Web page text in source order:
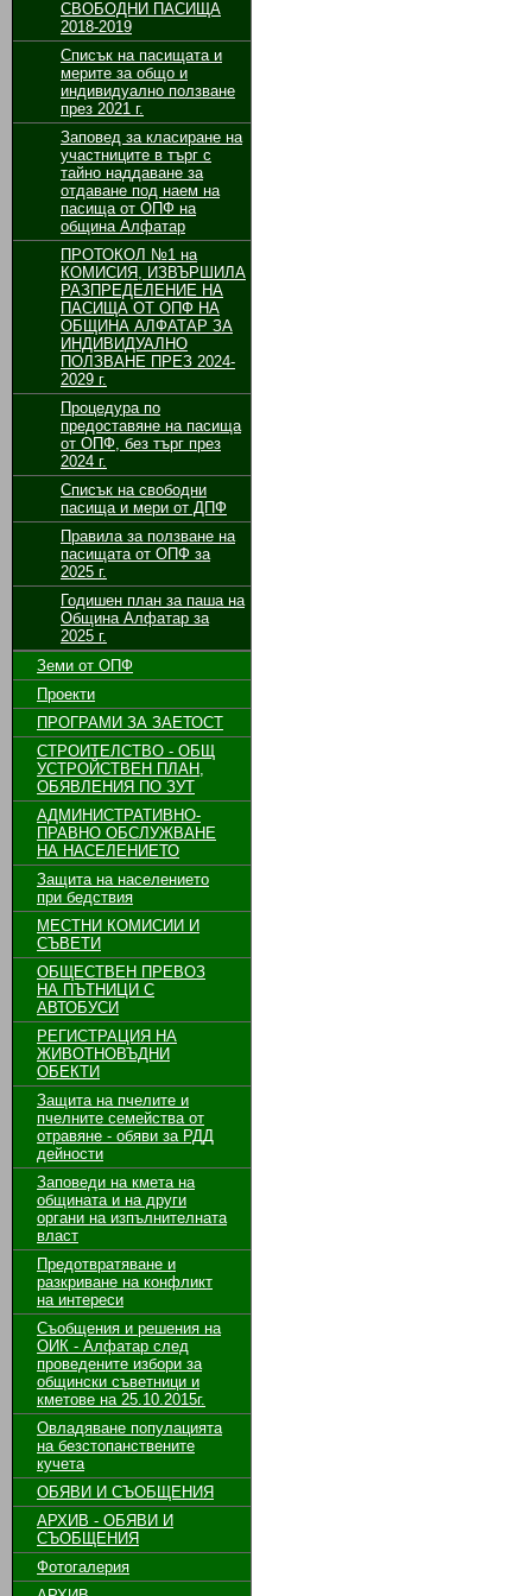
СВОБОДНИ ПАСИЩА
2018-2019
Списък на пасищата и
мерите за общо и
индивидуално ползване
през 2021 г.
Заповед за класиране на
участниците в търг с
тайно наддаване за
отдаване под наем на
пасища от ОПФ на
община Алфатар
ПРОТОКОЛ №1 на
КОМИСИЯ, ИЗВЪРШИЛА
РАЗПРЕДЕЛЕНИЕ НА
ПАСИЩА ОТ ОПФ НА
ОБЩИНА АЛФАТАР ЗА
ИНДИВИДУАЛНО
ПОЛЗВАНЕ ПРЕЗ 2024-
2029 г.
Процедура по
предоставяне на пасища
от ОПФ, без търг през
2024 г.
Списък на свободни
пасища и мери от ДПФ
Правила за ползване на
пасищата от ОПФ за
2025 г.
Годишен план за паша на
Община Алфатар за
2025 г.
Земи от ОПФ
Проекти
ПРОГРАМИ ЗА ЗАЕТОСТ
СТРОИТЕЛСТВО - ОБЩ
УСТРОЙСТВЕН ПЛАН,
ОБЯВЛЕНИЯ ПО ЗУТ
АДМИНИСТРАТИВНО-
ПРАВНО ОБСЛУЖВАНЕ
НА НАСЕЛЕНИЕТО
Защита на населението
при бедствия
МЕСТНИ КОМИСИИ И
СЪВЕТИ
ОБЩЕСТВЕН ПРЕВОЗ
НА ПЪТНИЦИ С
АВТОБУСИ
РЕГИСТРАЦИЯ НА
ЖИВОТНОВЪДНИ
ОБЕКТИ
Защита на пчелите и
пчелните семейства от
отравяне - обяви за РДД
дейности
Заповеди на кмета на
общината и на други
органи на изпълнителната
власт
Предотвратяване и
разкриване на конфликт
на интереси
Съобщения и решения на
ОИК - Алфатар след
проведените избори за
общински съветници и
кметове на 25.10.2015г.
Овладяване популацията
на безстопанствените
кучета
ОБЯВИ И СЪОБЩЕНИЯ
АРХИВ - ОБЯВИ И
СЪОБЩЕНИЯ
Фотогалерия